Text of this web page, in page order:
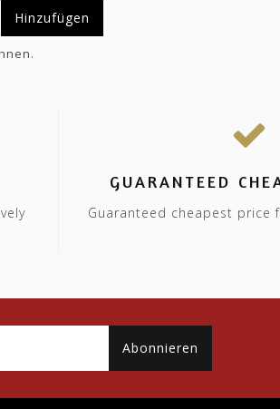
Hinzufügen
GUARANTEED
Guaranteed cheapest price
Abonnieren